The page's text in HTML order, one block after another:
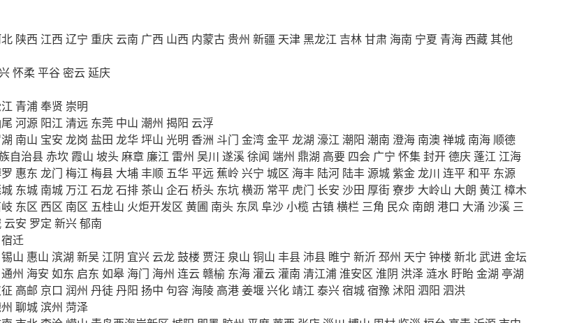
陕西 江西 辽宁 重庆 云南 广西 山西 内蒙古 贵州 新疆 天津黑龙江 吉林甘肃 海南 宁夏 青海 西藏其他
怀柔平谷 密云延庆
青浦奉贤 崇明
河源 阳江 清远 东莞 中山 潮州 揭阳 云浮
南山 宝安 龙岗 盐田 龙华坪山 光明 香洲 斗门 金湾金平龙湖 濠江 潮阳 潮南 澄海 南澳禅城 南海 顺德
自治县赤坎 霞山 坡头麻章 廉江 雷州 吴川 遂溪徐闻 端州 鼎湖 高要 四会 广宁 怀集封开德庆 蓬江 江海
惠东 龙门 梅江 梅县 大埔丰顺 五华平远 蕉岭 兴宁 城区 海丰 陆河 陆丰源城紫金龙川 连平和平 东源
东城 南城 万江 石龙石排茶山 企石 桥头 东坑横沥 常平 虎门 长安 沙田 厚街寮步 大岭山 大朗 黄江 樟木
东区 西区 南区 五桂山 火炬开发区 黄圃 南头 东凤阜沙小榄 古镇横栏 三角 民众 南朗 港口 大涌 沙溪 三
云安 罗定 新兴郁南
宿迁
锡山 惠山 滨湖 新吴 江阴 宜兴 云龙鼓楼 贾汪 泉山 铜山 丰县 沛县 睢宁 新沂邳州 天宁 钟楼 新北武进金坛
通州 海安 如东 启东 如皋 海门 海州 连云赣榆 东海灌云灌南 清江浦淮安区 淮阴 洪泽 涟水 盱眙金湖 亭湖
高邮 京口 润州 丹徒丹阳 扬中 句容 海陵 高港姜堰兴化靖江 泰兴宿城宿豫 沭阳 泗阳 泗洪
聊城滨州 菏泽